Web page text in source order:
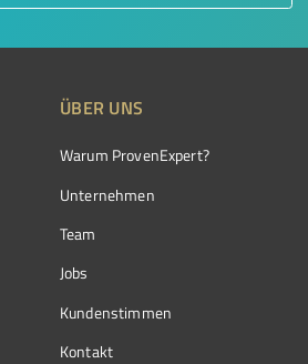
ÜBER UNS
Warum ProvenExpert?
Unternehmen
Team
Jobs
Kundenstimmen
Kontakt